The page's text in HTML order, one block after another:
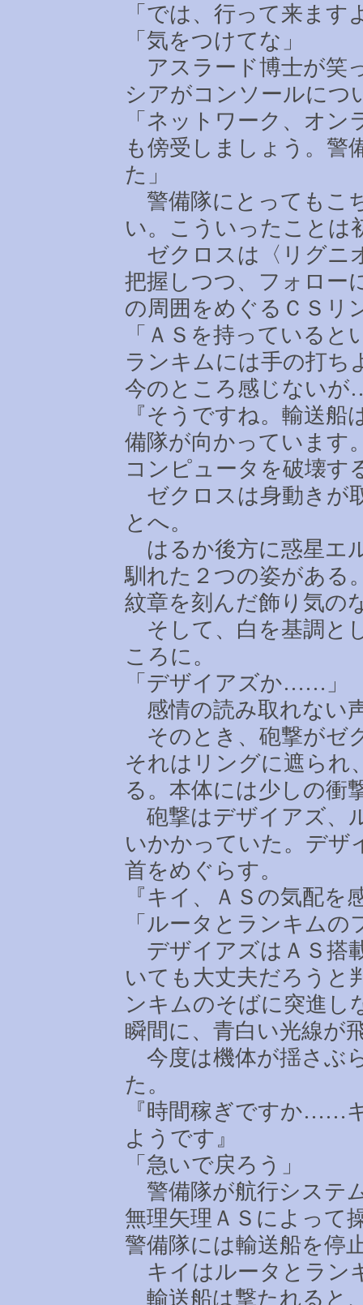
「では、行って来ます
「気をつけてな」
アスラード博士が笑
シアがコンソールにつ
「ネットワーク、オ
も傍受しましょう。警
た」
警備隊にとってもこ
い。こういったことは
ゼクロスは〈リグニ
把握しつつ、フォロー
の周囲をめぐるＣＳリ
「ＡＳを持っている
ランキムには手の打ち
今のところ感じないが
『そうですね。輸送
備隊が向かっています
コンピュータを破壊す
ゼクロスは身動きが
とへ。
はるか後方に惑星エ
馴れた２つの姿がある
紋章を刻んだ飾り気の
そして、白を基調と
ころに。
「デザイアズか…… 」
感情の読み取れない
そのとき、砲撃がゼ
それはリングに遮られ
る。本体には少しの衝
砲撃はデザイアズ、
いかかっていた。デザ
首をめぐらす。
『キイ、ＡＳの気配
「ルータとランキム
デザイアズはＡＳ搭
いても大丈夫だろうと
ンキムのそばに突進し
瞬間に、青白い光線が
今度は機体が揺さぶ
た。
『時間稼ぎですか……
ようです』
「急いで戻ろう」
警備隊が航行システ
無理矢理ＡＳによって
警備隊には輸送船を停
キイはルータとラン
輸送船は撃たれると